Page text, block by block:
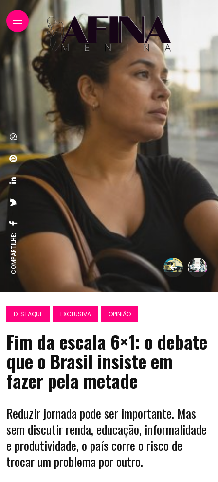
COMPARTILHE:
DESTAQUE EXCLUSIVA OPINIÃO
Fim da escala 6×1: o debate
que o Brasil insiste em
fazer pela metade
Reduzir jornada pode ser importante. Mas
sem discutir renda, educação, informalidade
e produtividade, o país corre o risco de
trocar um problema por outro.